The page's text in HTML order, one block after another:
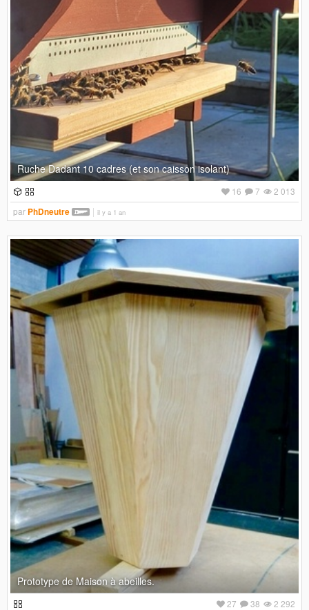
Ruche Dadant 10 cadres (et son caisson isolant)
2 013
7
16
parPhDneutre il y a 1 an
Prototype de Maison à abeilles.
2 292
38
27